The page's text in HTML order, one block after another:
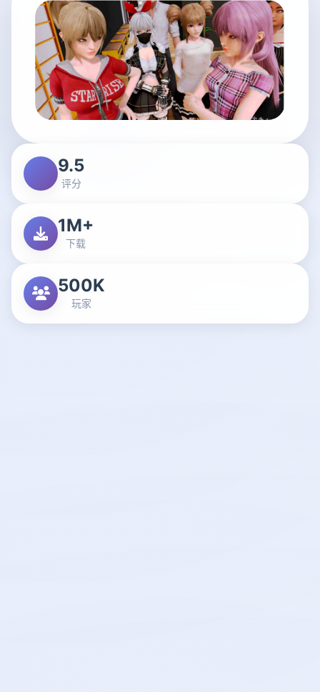
9.5
评分
1M+
下载
500K
玩家